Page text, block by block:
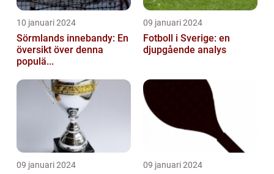
10 januari 2024
Sörmlands innebandy: En
översikt över denna
populä...
09 januari 2024
Fotboll i Sverige: en
djupgående analys
09 januari 2024 09 januari 2024